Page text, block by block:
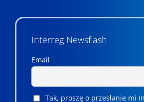
Interreg Newsflash
Email
Tak, proszę o przesłanie mi